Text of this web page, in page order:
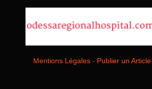
Mentions Légales - Publier un Article